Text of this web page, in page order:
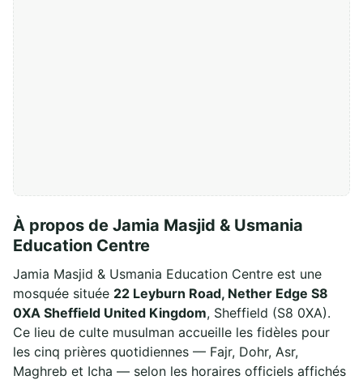
À propos de Jamia Masjid & Usmania
Education Centre
Jamia Masjid & Usmania Education Centre est une
mosquée située 22 Leyburn Road, Nether Edge S8
0XA Sheffield United Kingdom, Sheffield (S8 0XA).
Ce lieu de culte musulman accueille les fidèles pour
les cinq prières quotidiennes — Fajr, Dohr, Asr,
Maghreb et Icha — selon les horaires officiels affichés